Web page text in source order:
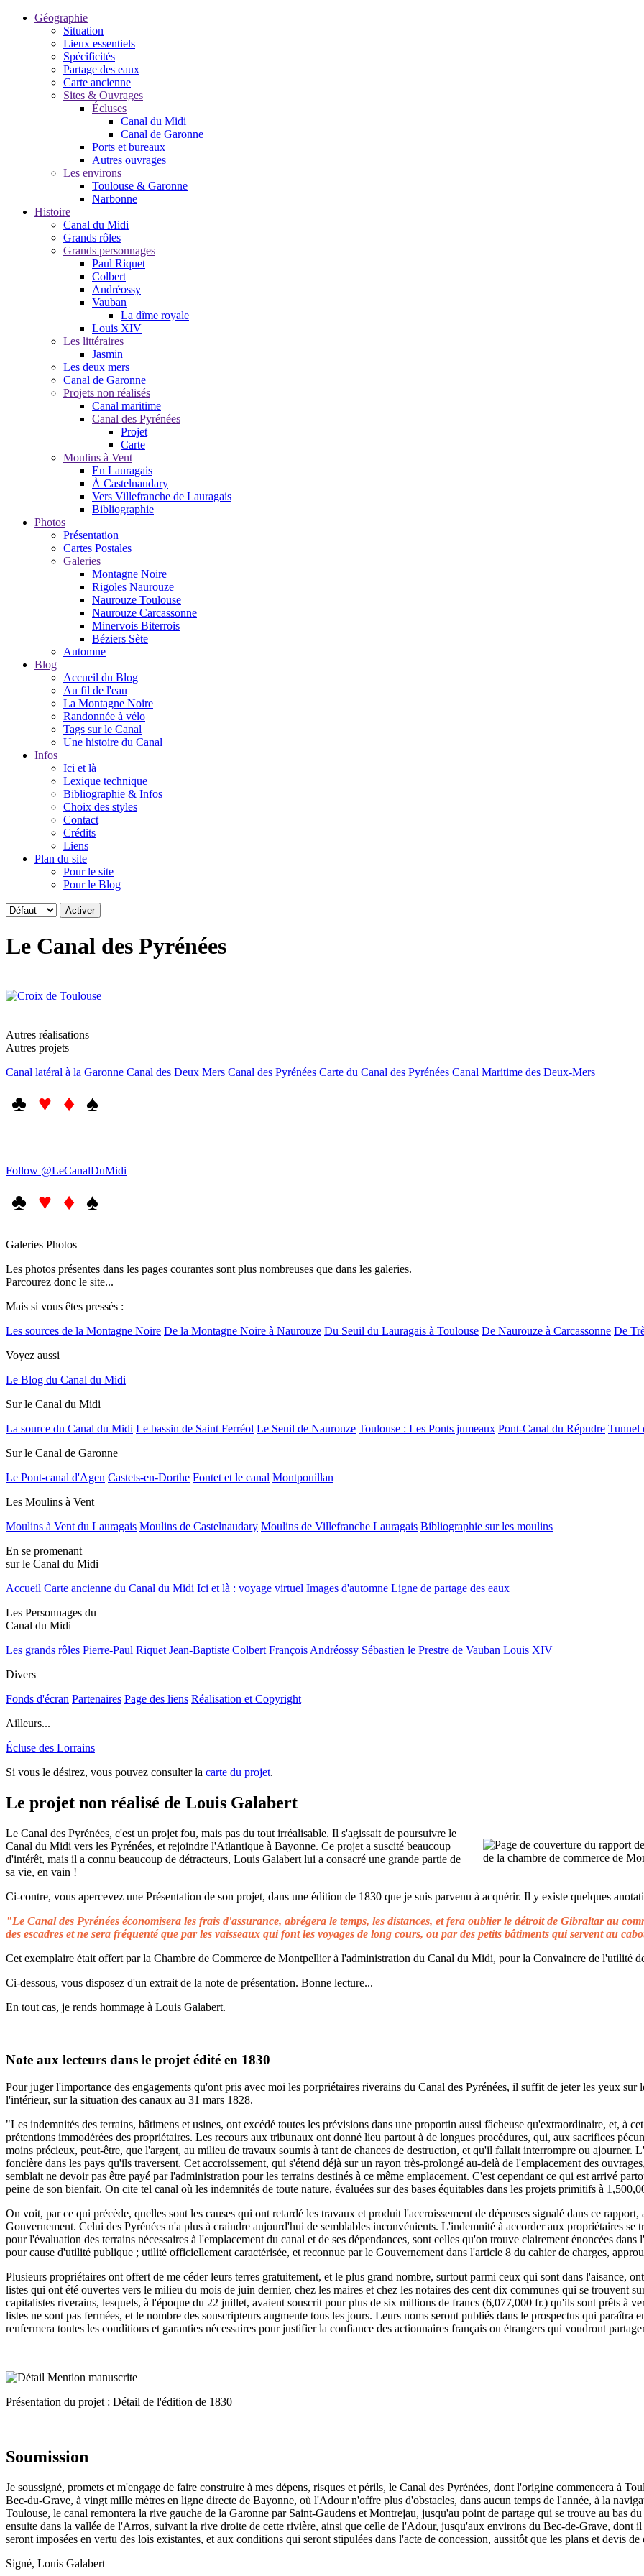
Géographie
Situation
Lieux essentiels
Spécificités
Partage des eaux
Carte ancienne
Sites & Ouvrages
Écluses
Canal du Midi
Canal de Garonne
Ports et bureaux
Autres ouvrages
Les environs
Toulouse & Garonne
Narbonne
Histoire
Canal du Midi
Grands rôles
Grands personnages
Paul Riquet
Colbert
Andréossy
Vauban
La dîme royale
Louis XIV
Les littéraires
Jasmin
Les deux mers
Canal de Garonne
Projets non réalisés
Canal maritime
Canal des Pyrénées
Projet
Carte
Moulins à Vent
En Lauragais
À Castelnaudary
Vers Villefranche de Lauragais
Bibliographie
Photos
Présentation
Cartes Postales
Galeries
Montagne Noire
Rigoles Naurouze
Naurouze Toulouse
Naurouze Carcassonne
Minervois Biterrois
Béziers Sète
Automne
Blog
Accueil du Blog
Au fil de l'eau
La Montagne Noire
Randonnée à vélo
Tags sur le Canal
Une histoire du Canal
Infos
Ici et là
Lexique technique
Bibliographie & Infos
Choix des styles
Contact
Crédits
Liens
Plan du site
Pour le site
Pour le Blog
Le Canal des Pyrénées
Autres réalisations
Autres projets
Canal latéral à la Garonne Canal des Deux Mers Canal des Pyrénées Carte du Canal des Pyrénées Canal Maritime des Deux-Mers
♣ ♥ ♦ ♠
Follow @LeCanalDuMidi
♣ ♥ ♦ ♠
Galeries Photos
Les photos présentes dans les pages courantes sont plus nombreuses que dans les galeries.
Parcourez donc le site...
Mais si vous êtes pressés :
Les sources de la Montagne Noire De la Montagne Noire à Naurouze Du Seuil du Lauragais à Toulouse De Naurouze à Carcassonne De
Voyez aussi
Le Blog du Canal du Midi
Sur le Canal du Midi
La source du Canal du Midi Le bassin de Saint Ferréol Le Seuil de Naurouze Toulouse : Les Ponts jumeaux Pont-Canal du Répudre Tunnel
Sur le Canal de Garonne
Le Pont-canal d'Agen Castets-en-Dorthe Fontet et le canal Montpouillan
Les Moulins à Vent
Moulins à Vent du Lauragais Moulins de Castelnaudary Moulins de Villefranche Lauragais Bibliographie sur les moulins
En se promenant
sur le Canal du Midi
Accueil Carte ancienne du Canal du Midi Ici et là : voyage virtuel Images d'automne Ligne de partage des eaux
Les Personnages du
Canal du Midi
Les grands rôles Pierre-Paul Riquet Jean-Baptiste Colbert François Andréossy Sébastien le Prestre de Vauban Louis XIV
Divers
Fonds d'écran Partenaires Page des liens Réalisation et Copyright
Ailleurs...
Écluse des Lorrains
Si vous le désirez, vous pouvez consulter la carte du projet.
Le projet non réalisé de Louis Galabert
Le Canal des Pyrénées, c'est un projet fou, mais pas du tout irréalisable. Il s'agissait de poursuivre le
Canal du Midi vers les Pyrénées, et rejoindre l'Atlantique à Bayonne. Ce projet a suscité beaucoup
d'intérêt, mais il a connu beaucoup de détracteurs, Louis Galabert lui a consacré une grande partie de
sa vie, en vain !
Ci-contre, vous apercevez une Présentation de son projet, dans une édition de 1830 que je suis parvenu à acquérir. Il y existe quelques
"Le Canal des Pyrénées économisera les frais d'assurance, abrégera le temps, les distances, et fera oublier le détroit de Gibraltar au
des escadres et ne sera fréquenté que par les vaisseaux qui font les voyages de long cours, ou par des petits bâtiments qui servent au
Cet exemplaire était offert par la Chambre de Commerce de Montpellier à l'administration du Canal du Midi, pour la Convaincre de l'utilité
Ci-dessous, vous disposez d'un extrait de la note de présentation. Bonne lecture...
En tout cas, je rends hommage à Louis Galabert.
Note aux lecteurs dans le projet édité en 1830
Pour juger l'importance des engagements qu'ont pris avec moi les porpriétaires riverains du Canal des Pyrénées, il suffit de jeter les yeux
l'intérieur, sur la situation des canaux au 31 mars 1828.
"Les indemnités des terrains, bâtimens et usines, ont excédé toutes les prévisions dans une proportin aussi fâcheuse qu'extraordinaire, et, à
prétentions immodérées des propriétaires. Les recours aux tribunaux ont donné lieu partout à de longues procédures, qui, aux sacrifices
moins précieux, peut-être, que l'argent, au milieu de travaux soumis à tant de chances de destruction, et qu'il fallait interrompre ou ajourner.
foncière dans les pays qu'ils traversent. Cet accroissement, qui s'étend déjà sur un rayon très-prolongé au-delà de l'emplacement des
semblait ne devoir pas être payé par l'administration pour les terrains destinés à ce même emplacement. C'est cependant ce qui est arrivé
peine de son bienfait. On cite tel canal où les indemnités de toute nature, évaluées sur des bases équitables dans les projets primitifs à
On voit, par ce qui précède, quelles sont les causes qui ont retardé les travaux et produit l'accroissement de dépenses signalé dans ce
Gouvernement. Celui des Pyrénées n'a plus à craindre aujourd'hui de semblables inconvénients. L'indemnité à accorder aux propriétaires se
pour l'évaluation des terrains nécessaires à l'emplacement du canal et de ses dépendances, sont celles qu'on trouve clairement énoncées
pour cause d'utilité publique ; utilité officiellement caractérisée, et reconnue par le Gouvernement dans l'article 8 du cahier de charges,
Plusieurs propriétaires ont offert de me céder leurs terres gratuitement, et le plus grand nombre, surtout parmi ceux qui sont dans l'aisance,
listes qui ont été ouvertes vers le milieu du mois de juin dernier, chez les maires et chez les notaires des cent dix communes qui se trouvent
capitalistes riverains, lesquels, à l'époque du 22 juillet, avaient souscrit pour plus de six millions de francs (6,077,000 fr.) qu'ils sont prêts à
listes ne sont pas fermées, et le nombre des souscripteurs augmente tous les jours. Leurs noms seront publiés dans le prospectus qui
renfermera toutes les conditions et garanties nécessaires pour justifier la confiance des actionnaires français ou étrangers qui voudront
Présentation du projet : Détail de l'édition de 1830
Soumission
Je soussigné, promets et m'engage de faire construire à mes dépens, risques et périls, le Canal des Pyrénées, dont l'origine commencera à
Bec-du-Grave, à vingt mille mètres en ligne directe de Bayonne, où l'Adour n'offre plus d'obstacles, dans aucun temps de l'année, à la
Toulouse, le canal remontera la rive gauche de la Garonne par Saint-Gaudens et Montrejau, jusqu'au point de partage qui se trouve au bas
ensuite dans la vallée de l'Arros, suivant la rive droite de cette rivière, ainsi que celle de l'Adour, jusqu'aux environs du Bec-de-Grave, dont
seront imposées en vertu des lois existantes, et aux conditions qui seront stipulées dans l'acte de concession, aussitôt que les plans et devis
Signé, Louis Galabert